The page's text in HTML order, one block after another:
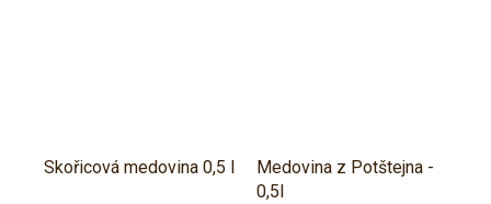
Skořicová medovina 0,5 l
Medovina z Potštejna -
0,5l